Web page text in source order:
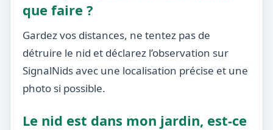
que faire ?
Gardez vos distances, ne tentez pas de
détruire le nid et déclarez l’observation sur
SignalNids avec une localisation précise et une
photo si possible.
Le nid est dans mon jardin, est-ce